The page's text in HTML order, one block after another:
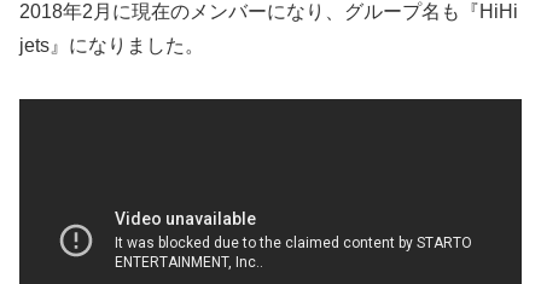
2018年2月に現在のメンバーになり、グループ名も『HiHi
jets』になりました。